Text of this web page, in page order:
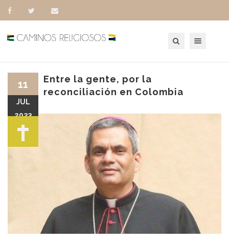
Entre la gente, por la
reconciliación en Colombia
11
JUL
2023